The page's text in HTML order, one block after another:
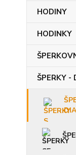
HODINY
HODINKY
ŠPERKY -